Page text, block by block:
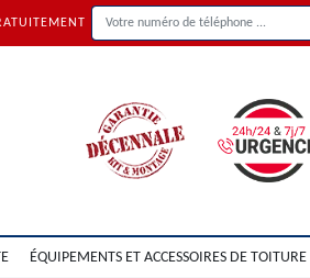
ÉQUIPEMENTS ET ACCESSOIRES DE TOITURE